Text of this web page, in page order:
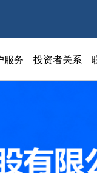
服务 投资者关系